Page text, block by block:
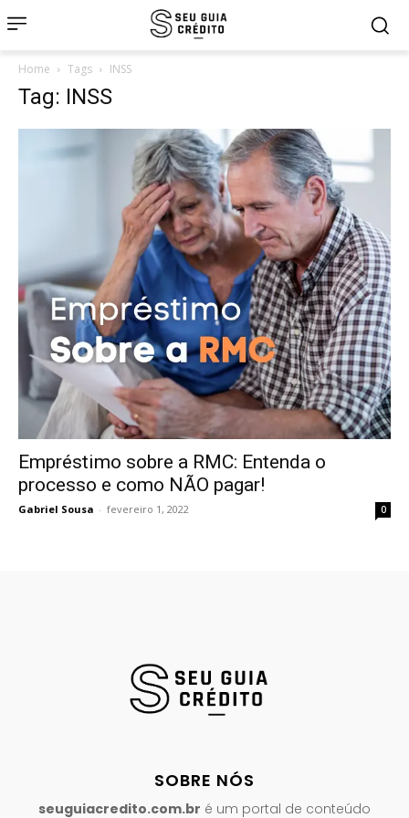
Home Tags INSS
Tag: INSS
Empréstimo sobre a RMC: Entenda o
processo e como NÃO pagar!
Gabriel Sousa - fevereiro 1, 2022 0
SOBRE NÓS
seuguiacredito.com.br é um portal de conteúdo